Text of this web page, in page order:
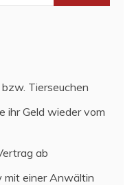
Tierseuchen
ihr Geld wieder vom
ab
mit einer Anwältin